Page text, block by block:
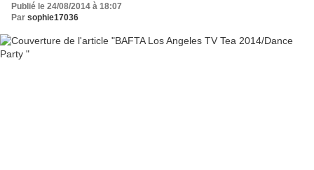
Publié le 24/08/2014 à 18:07
Par sophie17036